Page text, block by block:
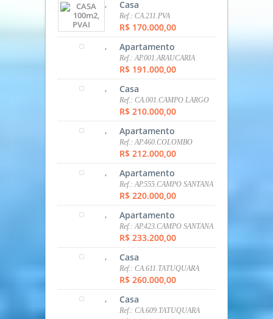
, Casa
Ref.: CA.211.PVA
R$ 170.000,00
, Apartamento
Ref.: AP.001.ARAUCARIA
R$ 191.000,00
, Casa
Ref.: CA.001.CAMPO LARGO
R$ 210.000,00
, Apartamento
Ref.: AP.460.COLOMBO
R$ 212.000,00
, Apartamento
Ref.: AP.555.CAMPO SANTANA
R$ 220.000,00
, Apartamento
Ref.: AP.423.CAMPO SANTANA
R$ 233.200,00
, Casa
Ref.: CA.611.TATUQUARA
R$ 260.000,00
, Casa
Ref.: CA.609.TATUQUARA